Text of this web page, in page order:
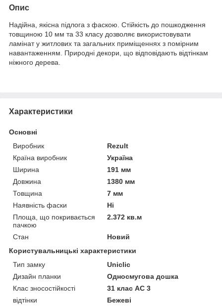
Опис
Надійна, якісна підлога з фаскою. Стійкість до пошкодження
товщиною 10 мм та 33 класу дозволяє використовувати
ламінат у житлових та загальних приміщеннях з помірним
навантаженням. Природні декори, що відповідають відтінкам
ніжного дерева.
Характеристики
Основні
Виробник
Rezult
Країна виробник
Україна
Ширина
191 мм
Довжина
1380 мм
Товщина
7 мм
Наявність фаски
Ні
Площа, що покривається
пачкою
2.372 кв.м
Стан
Новий
Користувальницькі характеристики
Тип замку
Uniclic
Дизайн планки
Односмугова дошка
Клас зносостійкості
31 клас AC 3
відтінки
Бежеві